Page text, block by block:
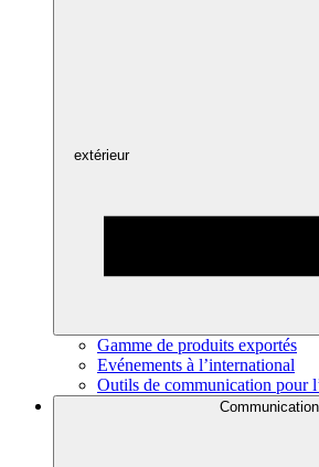
extérieur
Gamme de produits exportés
Evénements à l’international
Outils de communication pour
Communication